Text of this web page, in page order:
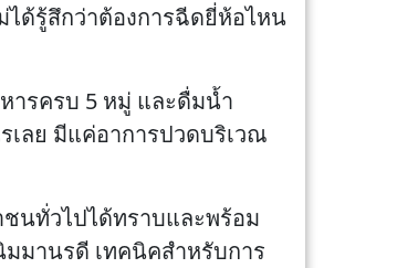
ด้รู้สึกว่าต้องการฉีดยี่ห้อไหน
ารครบ 5 หมู่ และดื่มน้ำ
เลย มีแค่อาการปวดบริเวณ
นทั่วไปได้ทราบและพร้อม
มานรดี เทคนิคสำหรับการ